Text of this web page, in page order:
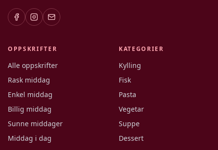
OPPSKRIFTER
Alle oppskrifter
Rask middag
Enkel middag
Billig middag
Sunne middager
Middag i dag
KATEGORIER
Kylling
Fisk
Pasta
Vegetar
Suppe
Dessert